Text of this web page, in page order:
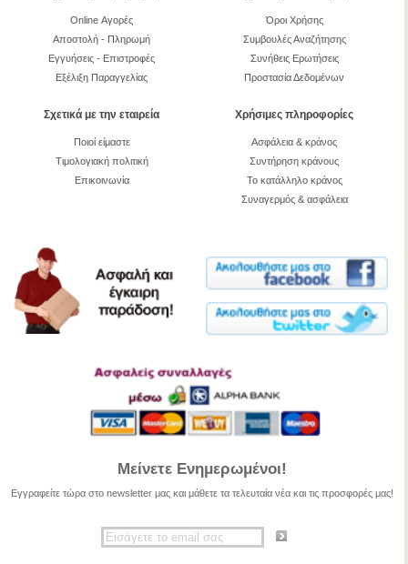
Online Αγορές
Αποστολή - Πληρωμή
Εγγυήσεις - Επιστροφές
Εξέλιξη Παραγγελίας
Όροι Χρήσης
Συμβουλές Αναζήτησης
Συνήθεις Ερωτήσεις
Προστασία Δεδομένων
Σχετικά με την εταιρεία
Ποιοί είμαστε
Τιμολογιακή πολιτική
Επικοινωνία
Χρήσιμες πληροφορίες
Ασφάλεια & κράνος
Συντήρηση κράνους
Το κατάλληλο κράνος
Συναγερμός & ασφάλεια
Μείνετε Ενημερωμένοι!
Εγγραφείτε τώρα στο newsletter μας και μάθετε τα τελευταία νέα και τις προσφορές μας!